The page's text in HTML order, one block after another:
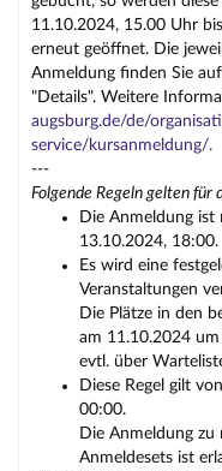
11.10.2024, 15.00 Uhr
erneut geöffnet. Die
Anmeldung finden Sie
"Details". Weitere
augsburg.de/de/
service/kursanmeldung/.
---
Folgende Regeln gelten für
Die Anmeldung
13.10.2024, 18:00.
Es wird eine
Veranstaltungen
Die Plätze in den
am 11.10.2024
evtl. über
Diese Regel gilt
00:00.
Die Anmeldung zu
Anmeldesets ist